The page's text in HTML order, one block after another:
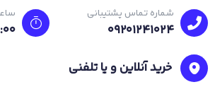
شماره تماس پشتیبانی
09201241024
8:00
خرید آنلاین و یا تلفنی